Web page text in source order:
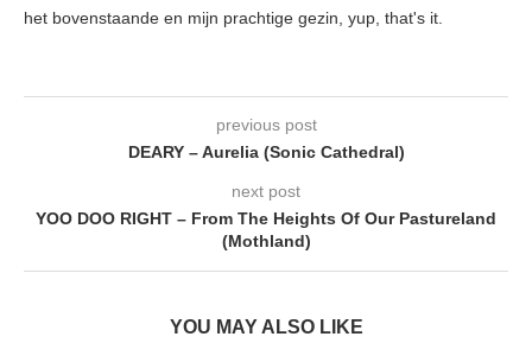
het bovenstaande en mijn prachtige gezin, yup, that's it.
previous post
DEARY – Aurelia (Sonic Cathedral)
next post
YOO DOO RIGHT – From The Heights Of Our Pastureland
(Mothland)
YOU MAY ALSO LIKE